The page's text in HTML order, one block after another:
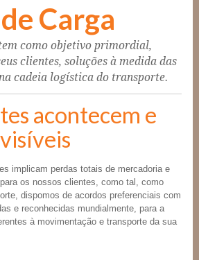
Carga
como objetivo primordial,
clientes, soluções à medida das
cadeia logística do transporte.
acontecem e
implicam perdas totais de mercadoria e
os nossos clientes, como tal, como
dispomos de acordos preferenciais com
e reconhecidas mundialmente, para a
à movimentação e transporte da sua